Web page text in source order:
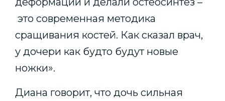
это современная методика
сращивания костей. Как сказал врач,
у дочери как будто будут новые
ножки».
Диана говорит, что дочь сильная